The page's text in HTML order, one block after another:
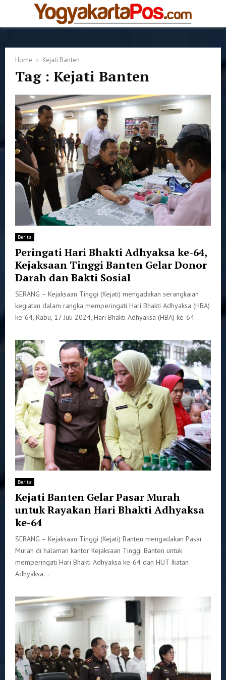
PRIMARY
Home Kejati Banten
Tag : Kejati Banten
Berita
Peringati Hari Bhakti Adhyaksa ke-64,
Kejaksaan Tinggi Banten Gelar Donor
Darah dan Bakti Sosial
SERANG – Kejaksaan Tinggi (Kejati) mengadakan serangkaian
kegiatan dalam rangka memperingati Hari Bhakti Adhyaksa (HBA)
ke-64, Rabu, 17 Juli 2024, Hari Bhakti Adhyaksa (HBA) ke-64...
Berita
Kejati Banten Gelar Pasar Murah
untuk Rayakan Hari Bhakti Adhyaksa
ke-64
SERANG – Kejaksaan Tinggi (Kejati) Banten mengadakan Pasar
Murah di halaman kantor Kejaksaan Tinggi Banten untuk
memperingati Hari Bhakti Adhyaksa ke-64 dan HUT Ikatan
Adhyaksa...